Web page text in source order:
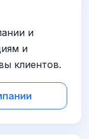
и
и
клиентов.